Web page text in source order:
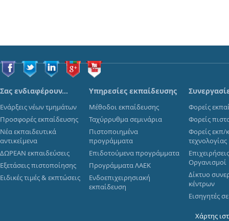
Σας ενδιαφέρουν…
Ενάρξεις νέων τμημάτων
Προσφορές εκπαίδευσης
Νέα εκπαιδευτικά
αντικείμενα
ΔΩΡΕΑΝ εκπαιδεύσεις
Εξετάσεις πιστοποίησης
Ειδικές τιμές & εκπτώσεις
Υπηρεσίες εκπαίδευσης
Μέθοδοι εκπαίδευσης
Ταχύρρυθμα σεμινάρια
Πιστοποιημένα
προγράμματα
Επιδοτούμενα προγράμματα
Προγράμματα ΛΑΕΚ
Ενδοεπιχειρησιακή
εκπαίδευση
Φορείς
Φορείς
Φορείς εκπ/
τεχνολογίας
Οργανισμοί
Δίκτυο
κέντρων
Εισηγητές
Χάρτης